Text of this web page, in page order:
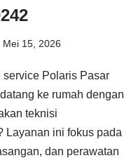
Mei 15, 2026
service Polaris Pasar
ke rumah dengan
teknisi
Layanan ini fokus pada
dan perawatan